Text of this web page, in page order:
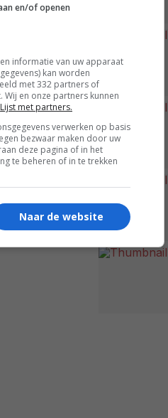
en/of openen
informatie van uw apparaat
kan worden
met 332 partners of
en onze partners kunnen
Lijst met partners.
verwerken op basis
bezwaar maken door uw
deze pagina of in het
te beheren of in te trekken
Naar de website